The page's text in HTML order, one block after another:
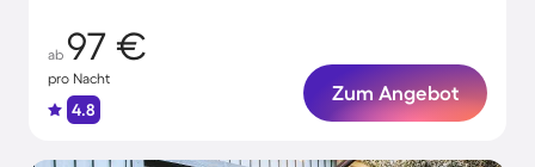
ab 97 €
pro Nacht
4.8
Zum Angebot